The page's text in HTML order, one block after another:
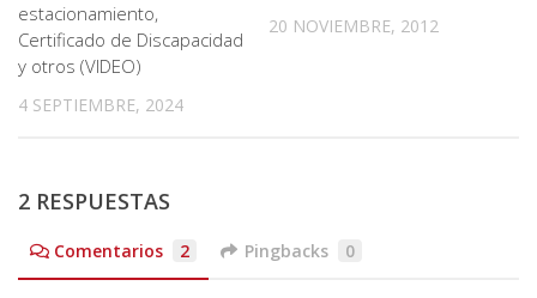
estacionamiento,
Certificado de Discapacidad
y otros (VIDEO)
4 SEPTIEMBRE, 2024
20 NOVIEMBRE, 2012
2 RESPUESTAS
Comentarios 2 Pingbacks 0